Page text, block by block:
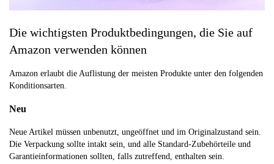
Die wichtigsten Produktbedingungen, die Sie auf
Amazon verwenden können
Amazon erlaubt die Auflistung der meisten Produkte unter den folgenden
Konditionsarten.
Neu
Neue Artikel müssen unbenutzt, ungeöffnet und im Originalzustand sein.
Die Verpackung sollte intakt sein, und alle Standard-Zubehörteile und
Garantieinformationen sollten, falls zutreffend, enthalten sein.